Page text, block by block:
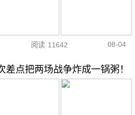
阅读 11642 08-04
差点把两场战争炸成一锅粥！